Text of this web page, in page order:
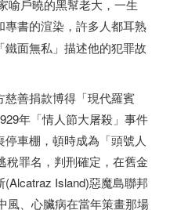
喻戶曉的黑幫老大，一生
專書的渲染，許多人都耳熟
面無私」描述他的犯罪故
善捐款博得「現代羅賓
年「情人節大屠殺」事件
車棚，頓時成為「頭號人
稅罪名，判刑確定，在舊金
Island)惡魔島聯邦
風、心臟病在當年策畫那場